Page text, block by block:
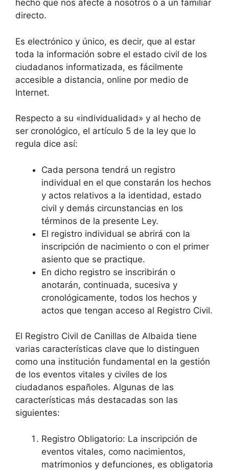
hecho que nos afecte a nosotros o a un familiar
directo.
Es electrónico y único, es decir, que al estar
toda la información sobre el estado civil de los
ciudadanos informatizada, es fácilmente
accesible a distancia, online por medio de
Internet.
Respecto a su «individualidad» y al hecho de
ser cronológico, el artículo 5 de la ley que lo
regula dice así:
Cada persona tendrá un registro
individual en el que constarán los hechos
y actos relativos a la identidad, estado
civil y demás circunstancias en los
términos de la presente Ley.
El registro individual se abrirá con la
inscripción de nacimiento o con el primer
asiento que se practique.
En dicho registro se inscribirán o
anotarán, continuada, sucesiva y
cronológicamente, todos los hechos y
actos que tengan acceso al Registro Civil.
El Registro Civil de Canillas de Albaida tiene
varias características clave que lo distinguen
como una institución fundamental en la gestión
de los eventos vitales y civiles de los
ciudadanos españoles. Algunas de las
características más destacadas son las
siguientes:
Registro Obligatorio: La inscripción de
eventos vitales, como nacimientos,
matrimonios y defunciones, es obligatoria